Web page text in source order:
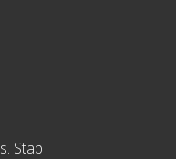
Stap